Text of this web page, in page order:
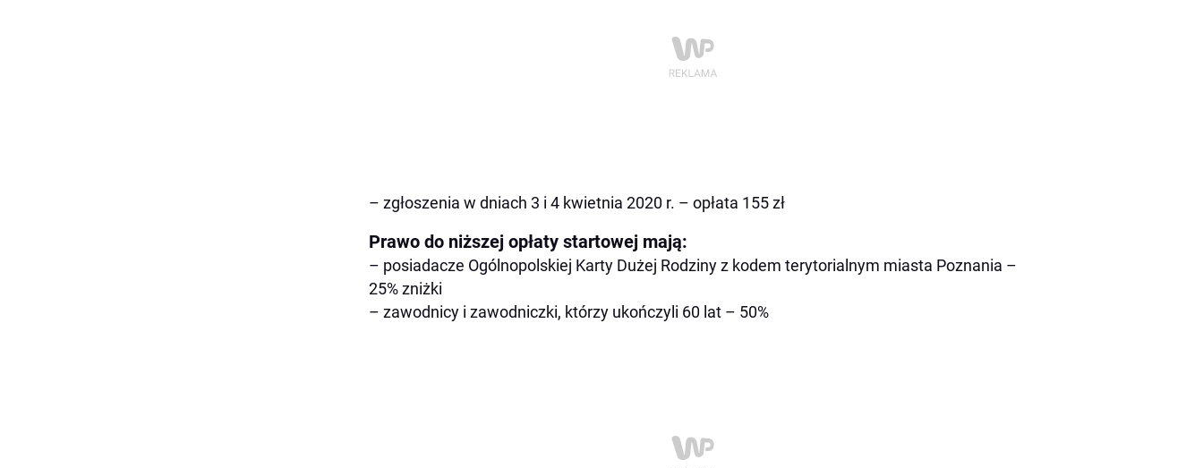
– zgłoszenia w dniach 3 i 4 kwietnia 2020 r. – opłata 155 zł
Prawo do niższej opłaty startowej mają:
– posiadacze Ogólnopolskiej Karty Dużej Rodziny z kodem terytorialnym miasta Poznania –
25% zniżki
– zawodnicy i zawodniczki, którzy ukończyli 60 lat – 50%